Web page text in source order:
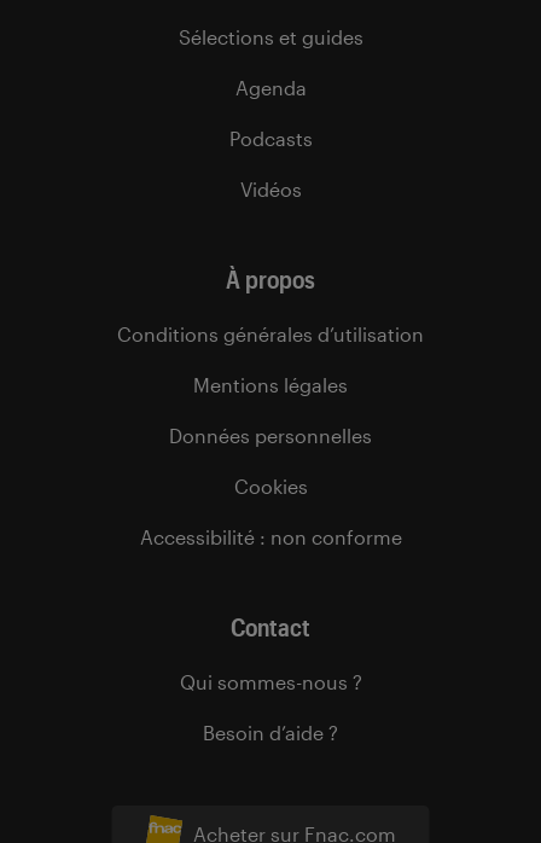
Acheter sur Fnac.com
Sélections et guides
Agenda
Podcasts
Vidéos
À propos
Conditions générales d’utilisation
Mentions légales
Données personnelles
Cookies
Accessibilité : non conforme
Contact
Qui sommes-nous ?
Besoin d’aide ?